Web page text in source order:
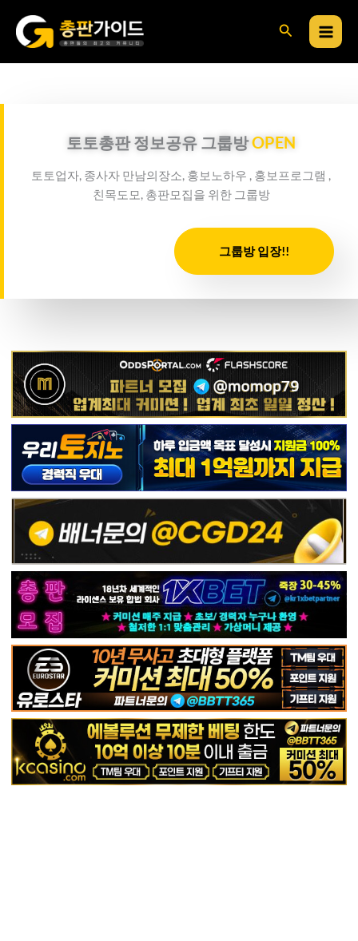
너
검
토토총판 정보공유 그룹방OPEN
토토업자, 종사자 만남의장소, 홍보노하우 , 홍보프로그램 ,
친목도모, 총판모집을 위한 그룹방
그룹방 입장!!